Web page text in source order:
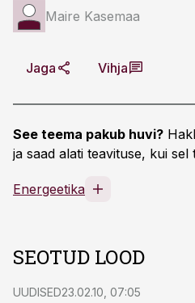
Maire Kasemaa
Jaga Vihja
See teema pakub huvi?
ja saad alati teavituse, kui
Energeetika
SEOTUD LOOD
UUDISED23.02.10, 07:05